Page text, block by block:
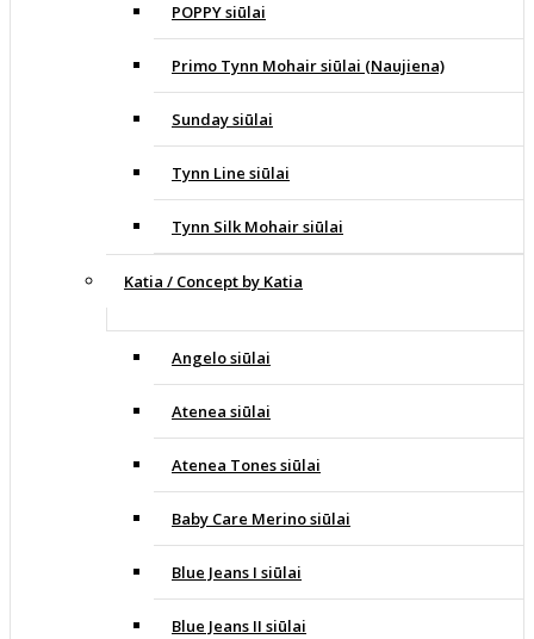
POPPY siūlai
Primo Tynn Mohair siūlai (Naujiena)
Sunday siūlai
Tynn Line siūlai
Tynn Silk Mohair siūlai
Katia / Concept by Katia
Angelo siūlai
Atenea siūlai
Atenea Tones siūlai
Baby Care Merino siūlai
Blue Jeans I siūlai
Blue Jeans II siūlai